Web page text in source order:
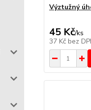
Výztužný
45 Kč/ks
37 Kč bez